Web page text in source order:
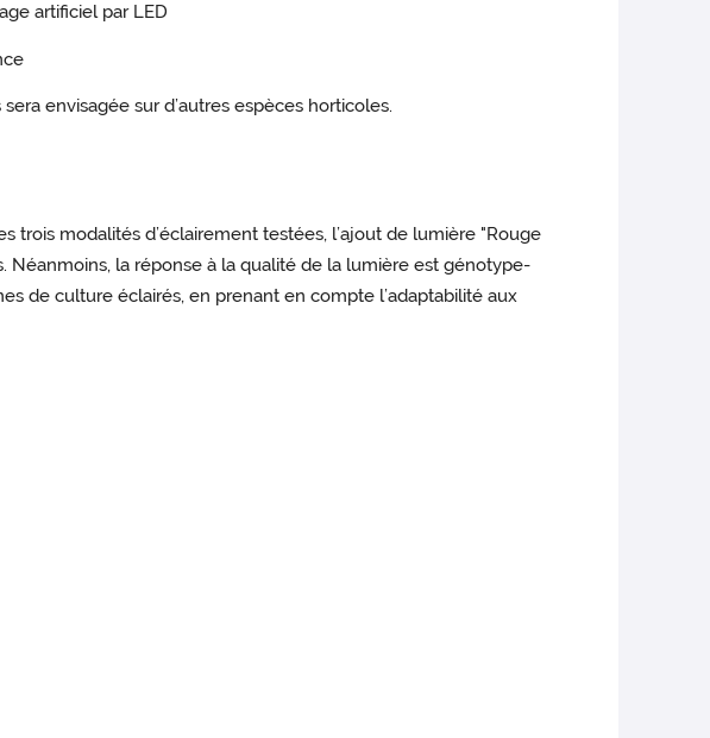
artificiel par LED
envisagée sur d’autres espèces horticoles.
trois modalités d’éclairement testées, l’ajout de lumière "Rouge
Néanmoins, la réponse à la qualité de la lumière est génotype-
de culture éclairés, en prenant en compte l’adaptabilité aux